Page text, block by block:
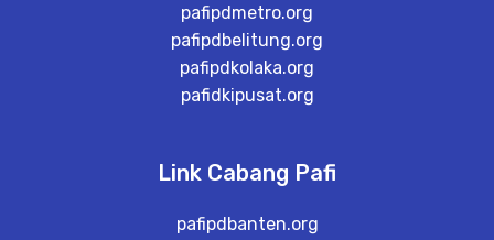
pafipdmetro.org
pafipdbelitung.org
pafipdkolaka.org
pafidkipusat.org
Link Cabang Pafi
pafipdbanten.org